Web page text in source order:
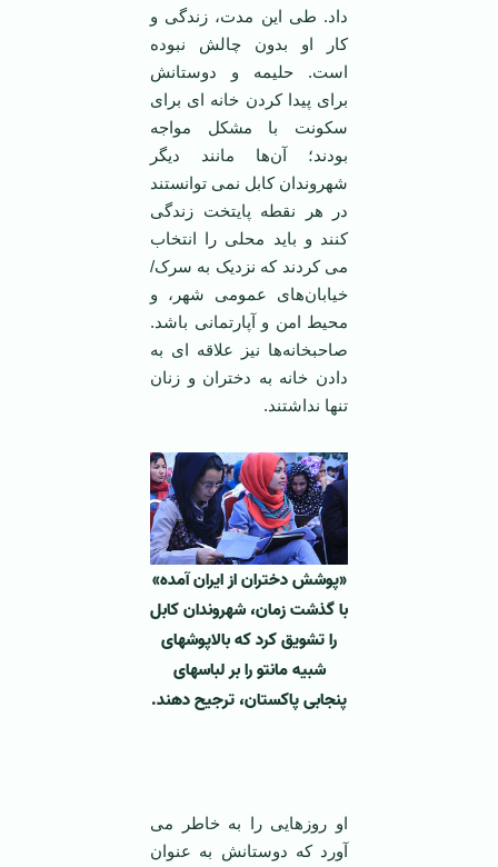
داد. طی این مدت، زندگی و
کار او بدون چالش نبوده
است. حلیمه و دوستانش
برای پیدا کردن خانه ای برای
سکونت با مشکل مواجه
بودند؛ آن‌ها مانند دیگر
شهروندان کابل نمی توانستند
در هر نقطه پایتخت زندگی
کنند و باید محلی را انتخاب
می کردند که نزدیک به سرک/
خیابان‌های عمومی شهر، و
محیط امن و آپارتمانی باشد.
صاحبخانه‌ها نیز علاقه ای به
دادن خانه به دختران و زنان
تنها نداشتند.
«پوشش دختران از ایران آمده»
با گذشت زمان، شهروندان کابل
را تشویق کرد که بالاپوشهای
شبیه مانتو را بر لباسهای
پنجابی پاکستان، ترجیح دهند.
او روزهایی را به خاطر می
آورد که دوستانش به عنوان